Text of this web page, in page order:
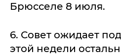
Брюсселе 8 июля.
6. Совет ожидает
этой недели